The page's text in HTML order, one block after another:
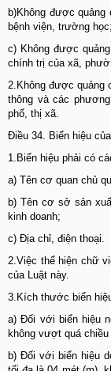
b)Không được
bệnh viện, trường học;
c) Không được
chính trị của xã,
2.Không được quảng
thông và các
phố, thị xã.
Điều 34. Biển hiệu
1.Biển hiệu phải có
a) Tên cơ quan chủ
b) Tên cơ sở sản
kinh doanh;
c) Địa chỉ, điện thoại.
2.Việc thể hiện chữ
của Luật này.
3.Kích thước biển
a) Đối với biển hiệu
không vượt quá
b) Đối với biển hiệu